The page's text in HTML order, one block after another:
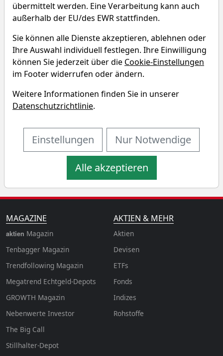
SMA Solar Technology Sparplan-
Simulator
Startkapital monatlicher Sparbetrag
n
MAGAZINE
aktien Magazin
Tenbagger Magazin
Trendfollowing Magazin
Megatrend Echtgeld-Depots
GROWTH Magazin
Nebenwerte Investor
The Big Call
Stillhalter-Depot
AKTIEN & MEHR
Aktien
Devisen
ETFs
Fonds
Indizes
Rohstoffe
übermittelt werden. Eine Verarbeitung kann auch
außerhalb der EU/des EWR stattfinden.
Sie können alle Dienste akzeptieren, ablehnen oder
Ihre Auswahl individuell festlegen. Ihre Einwilligung
können Sie jederzeit über die Cookie-Einstellungen
im Footer widerrufen oder ändern.
Weitere Informationen finden Sie in unserer
Datenschutzrichtlinie.
Einstellungen Nur Notwendige
Alle akzeptieren